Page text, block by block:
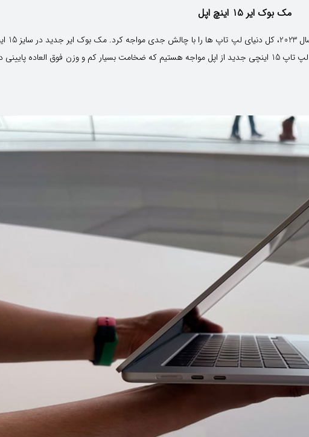
مک بوک ایر 15 اینچ اپل
قدرت اپل در ساخت دستگاه‌هایی با طراحی بکر و خلاقانه در دسته مک بوک ایر است. ما با یک لپ تاپ 15 اینچی جدید از اپل مواجه هستیم که ضخامت